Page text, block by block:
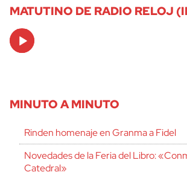
MATUTINO DE RADIO RELOJ
Audio
Player
MINUTO A MINUTO
Rinden homenaje en Granma a Fidel
Novedades de la Feria del Libro:
Catedral»